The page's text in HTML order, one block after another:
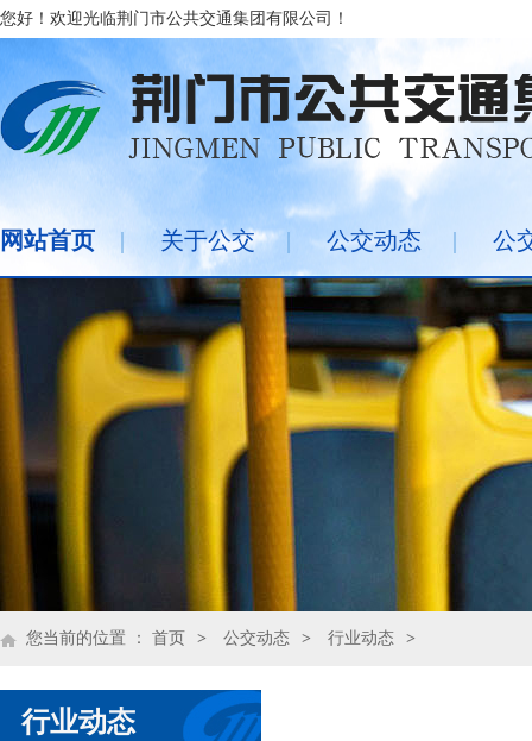
您好！欢迎光临荆门市公共交通集团有限公司！
网站首页 | 关于公交 | 公交动态 | 公
您当前的位置 ： 首页 > 公交动态 > 行业动态 >
行业动态